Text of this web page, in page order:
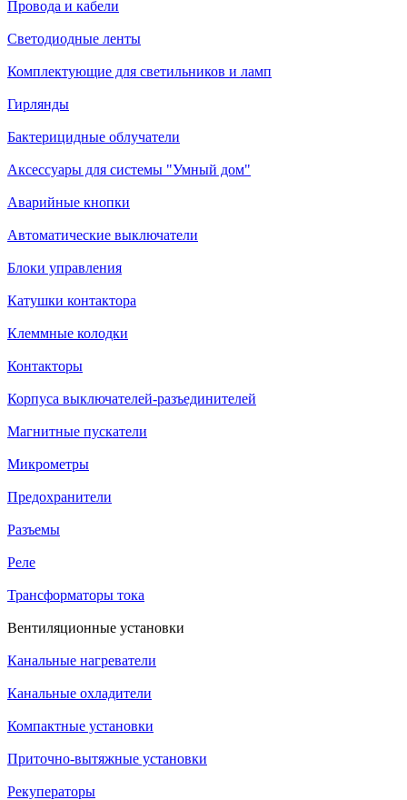
Провода и кабели
Светодиодные ленты
Комплектующие для светильников и ламп
Гирлянды
Бактерицидные облучатели
Аксессуары для системы "Умный дом"
Аварийные кнопки
Автоматические выключатели
Блоки управления
Катушки контактора
Клеммные колодки
Контакторы
Корпуса выключателей-разъединителей
Магнитные пускатели
Микрометры
Предохранители
Разъемы
Реле
Трансформаторы тока
Вентиляционные установки
Канальные нагреватели
Канальные охладители
Компактные установки
Приточно-вытяжные установки
Рекуператоры